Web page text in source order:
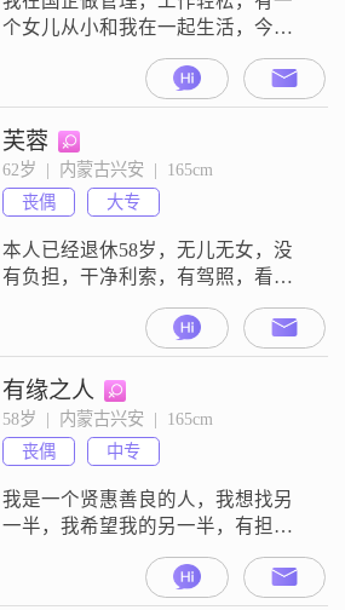
个女儿从小和我在一起生活，今年
大四##3002##希望你不吸烟，能包
容我的糊涂，成熟稳重不花心，愿
意和我携手走完以后的日子
##3002##
芙蓉
62岁  |  内蒙古兴安  |  165cm
丧偶
大专
本人已经退休58岁，无儿无女，没
有负担，干净利索，有驾照，看上
去年轻漂亮，微柔贤惠，爱干净，
爱人去世10多年了，一个人生活，
随着年龄的增长，需要身边有个伴
了，找个相互包容，相互理解，比
较干净，通情达理，不吸烟，少喝
酒的老伴，共度后半生！
有缘之人
58岁  |  内蒙古兴安  |  165cm
丧偶
中专
我是一个贤惠善良的人，我想找另
一半，我希望我的另一半，有担当